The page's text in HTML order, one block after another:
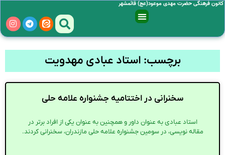
کانون فرهنگی حضرت مهدی موعود(عج) قائمشهر
برچسب: استاد عبادی مهدویت
سخنرانی در اختتامیه جشنواره علامه حلی
استاد عبادی به عنوان داور و همچنین به عنوان یکی از افراد برتر در
مقاله نویسی، در سومین جشنواره علامه حلی مازندران، سخنرانی کردند.